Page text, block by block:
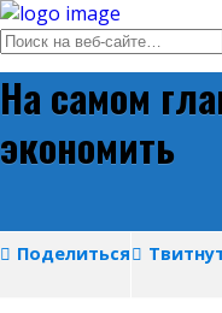
На самом
экономить
Поделиться